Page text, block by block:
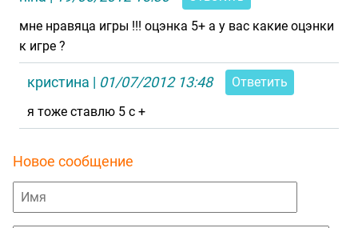
мне нравяца игры !!! оцэнка 5+ а у вас какие оцэнки
к игре ?
кристина | 01/07/2012 13:48
Ответить
я тоже ставлю 5 с +
Новое сообщение